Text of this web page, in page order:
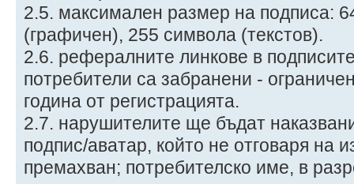
2.5. максимален размер на подписа:
(графичен), 255 символа (текстов).
2.6. рефералните линкове в
потребители са забранени -
година от регистрацията.
2.7. нарушителите ще бъдат
подпис/аватар, който не отговаря на
премахван; потребителско име, в